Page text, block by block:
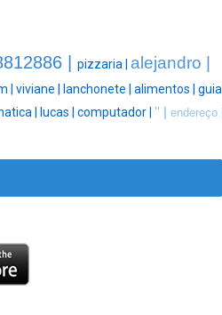
| pizzaria | alejandro |
| viviane | lanchonete | alimentos | guia |
| lucas | computador | '' | endereço |